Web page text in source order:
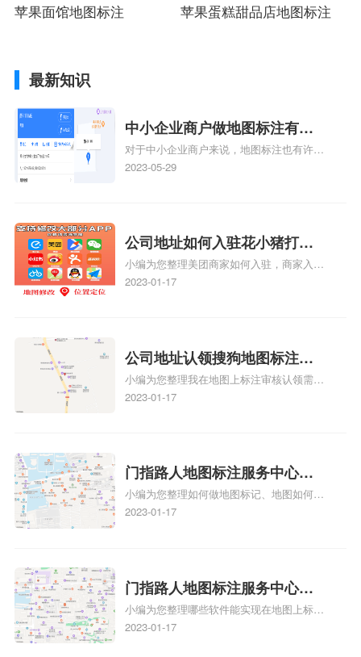
苹果面馆地图标注
苹果蛋糕甜品店地图标注
最新知识
中小企业商户做地图标注有什
么好处
对于中小企业商户来说，地图标注也有许多
好处，包括：提高可见性和曝光率：通过在
位置，增加商户被发现的机会。方便客户导
航：地图标注可以帮助客户更容易地找到商
户的实际位置。特别是对于新客户或不熟悉
该地区的客户来说，地图标注可以提供明确
图标注服务中心面的存在。对于一些客户来
说，实体指路人地
2023-05-29
公司地址如何入驻花小猪打车
地图标记？指路人地图标注服
务中心铺如何入驻花小猪打车
小编为您整理美团商家如何入驻，商家入驻
教程、商家如何入驻地图、如何入驻地:、
2023-01-17
公司地址认领搜狗地图标注多
久审核？公司地址认领地图标
注多久审核？
小编为您整理我在地图上标注审核认领需要
多久、我在地图上标注审核认领需要多久
情可查看下方正文！
2023-01-17
门指路人地图标注服务中心如
何做花小猪打车地图位置标
记？门指路人地图标注服务中
小编为您整理如何做地图标记、地图如何做
标记、so搜街景中如何做标记、360e启花贷
关地图标注知识，详情可查看下方正文！
2023-01-17
门指路人地图标注服务中心地
图位置地址标记？门指路人地
图标注服务中心苹果地图位置
小编为您整理哪些软件能实现在地图上标记
门指路人地图标注服务中心位置、门指路人
2023-01-17